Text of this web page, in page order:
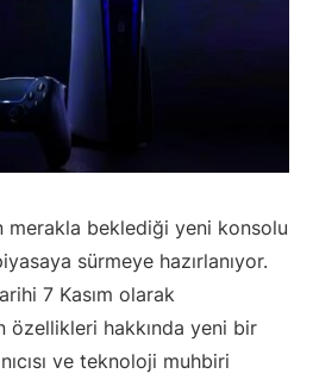
merakla beklediği yeni konsolu
sürmeye hazırlanıyor.
7 Kasım olarak
özellikleri hakkında yeni bir
ve teknoloji muhbiri